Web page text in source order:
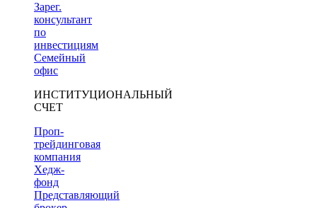
Зарег.
консультант
по
инвестициям
Семейный
офис
ИНСТИТУЦИОНАЛЬНЫЙ
СЧЕТ
Проп-
трейдинговая
компания
Хедж-
фонд
Представляющий